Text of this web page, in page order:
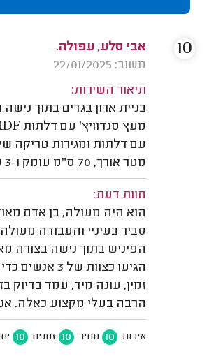
אבי סלע, עפולה.
משוב: 22/01/2025
תיאור השירות:
בניית ארון בגדים בתוך
מטר אורך, 70 ס"מ עומק ו-3 מטר גובה.
חוות דעת:
הוא היה מעולה, בן אדם
סביר בעיניי והעבודה
הפיניש בתוך נישה בצורה
הגיעו כצוות של 3
זמין, עונה מיד, עמד בדיוק
הרבה בעלי מקצוע כאלה.
איכות 10 מחיר 10 זמנים 10
10